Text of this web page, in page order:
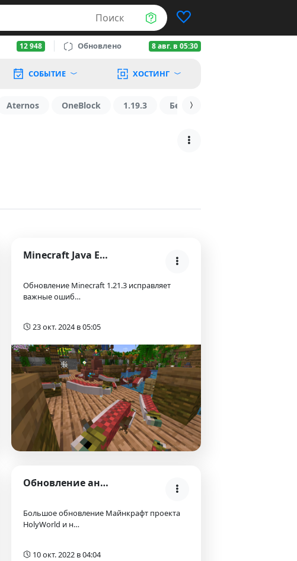
Поиск
12 948 Обновлено 8 авг. в 05:30
СОБЫТИЕ ХОСТИНГ
Aternos OneBlock 1.19.3 БедВарс
Minecraft Java Edition 1.21.3 — исправление ошибок
Обновление Minecraft 1.21.3 исправляет
важные ошиб…
23 окт. 2024 в 05:05
Обновление анархии на HolyWorld — сезон 13
Большое обновление Майнкрафт проекта
HolyWorld и н…
10 окт. 2022 в 04:04